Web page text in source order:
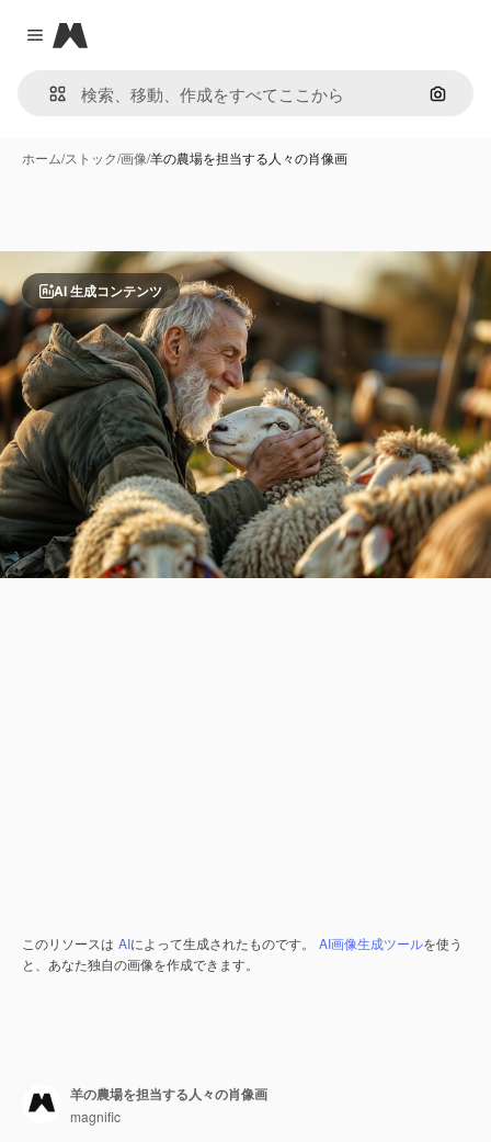
Close menu
Magnific
画像で
ホーム/ストック/画像/羊の農場を担当する人々の肖像画
AI 生成コンテンツ
このリソースは AIによって生成されたものです。 AI画像生成ツールを使う
と、あなた独自の画像を作成できます。
羊の農場を担当する人々の肖像画
magnific